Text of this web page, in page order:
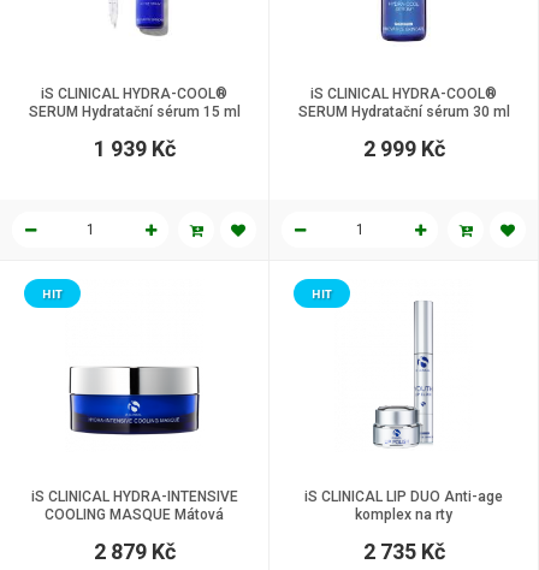
iS CLINICAL HYDRA-COOL®
SERUM Hydratační sérum 15 ml
1 939 Kč
iS CLINICAL HYDRA-COOL®
SERUM Hydratační sérum 30 ml
2 999 Kč
iS CLINICAL HYDRA-INTENSIVE
COOLING MASQUE Mátová
HIT
2 879 Kč
iS CLINICAL LIP DUO Anti-age
komplex na rty
HIT
2 735 Kč